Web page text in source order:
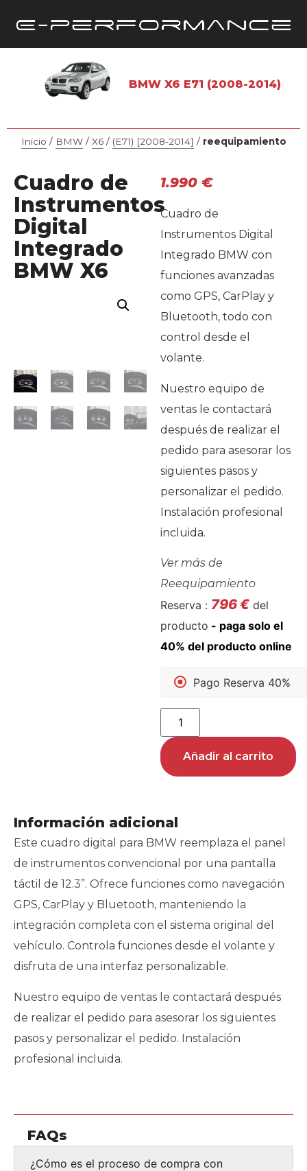
BMW X6 E71 (2008-2014)
Inicio / BMW/ X6/ (E71) [2008-2014] / reequipamiento
Cuadro de
Instrumentos
Digital
Integrado
BMW X6
1.990 €
Cuadro de
Instrumentos Digital
Integrado BMW con
funciones avanzadas
como GPS, CarPlay y
Bluetooth, todo con
control desde el
volante.
Nuestro equipo de
ventas le contactará
después de realizar el
pedido para asesorar los
siguientes pasos y
personalizar el pedido.
Instalación profesional
incluida.
Ver más de
Reequipamiento
Reserva : 796€ del
producto
Pago Reserva 40%
Añadir al carrito
Información adicional
Este cuadro digital para BMW reemplaza el panel
de instrumentos convencional por una pantalla
táctil de 12.3”. Ofrece funciones como navegación
GPS, CarPlay y Bluetooth, manteniendo la
integración completa con el sistema original del
vehículo. Controla funciones desde el volante y
disfruta de una interfaz personalizable.
Nuestro equipo de ventas le contactará después
de realizar el pedido para asesorar los siguientes
pasos y personalizar el pedido. Instalación
profesional incluida.
FAQs
¿Cómo es el proceso de compra con